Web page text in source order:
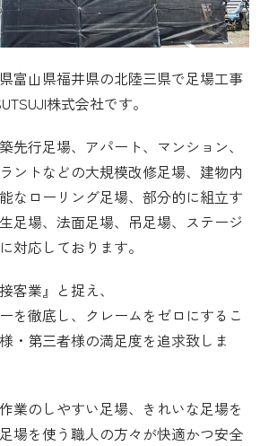
富山県福井県の北陸三県で足場工事
株式会社です。
先行足場、アパート、マンション、
ントなどの大規模改修足場、建物内
なローリング足場、部分的に組立す
足場、法面足場、吊足場、ステージ
対応しております。
客業』と捉え、
を徹底し、クレームをゼロにするこ
・第三者様の満足度を追求致しま
業のしやすい足場、きれいな足場を
場を使う職人の方々が快適かつ安全